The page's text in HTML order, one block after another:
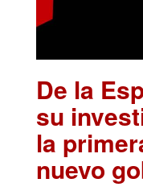
De la
su
la
nuevo